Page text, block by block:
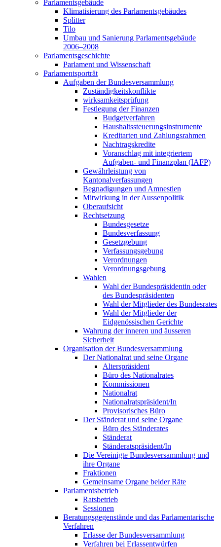
Parlamentsgebäude
Klimatisierung des Parlamentsgebäudes
Splitter
Tilo
Umbau und Sanierung Parlamentsgebäude
2006–2008
Parlamentsgeschichte
Parlament und Wissenschaft
Parlamentsporträt
Aufgaben der Bundesversammlung
Zuständigkeitskonflikte
wirksamkeitsprüfung
Festlegung der Finanzen
Budgetverfahren
Haushaltssteuerungsinstrumente
Kreditarten und Zahlungsrahmen
Nachtragskredite
Voranschlag mit integriertem
Aufgaben- und Finanzplan (IAFP)
Gewährleistung von
Kantonalverfassungen
Begnadigungen und Amnestien
Mitwirkung in der Aussenpolitik
Oberaufsicht
Rechtsetzung
Bundesgesetze
Bundesverfassung
Gesetzgebung
Verfassungsgebung
Verordnungen
Verordnungsgebung
Wahlen
Wahl der Bundespräsidentin oder
des Bundespräsidenten
Wahl der Mitglieder des Bundesrates
Wahl der Mitglieder der
Eidgenössischen Gerichte
Wahrung der inneren und äusseren
Sicherheit
Organisation der Bundesversammlung
Der Nationalrat und seine Organe
Alterspräsident
Büro des Nationalrates
Kommissionen
Nationalrat
Nationalratspräsident/In
Provisorisches Büro
Der Ständerat und seine Organe
Büro des Ständerates
Ständerat
Ständeratspräsident/In
Die Vereinigte Bundesversammlung und
ihre Organe
Fraktionen
Gemeinsame Organe beider Räte
Parlamentsbetrieb
Ratsbetrieb
Sessionen
Beratungsgegenstände und das Parlamentarische
Verfahren
Erlasse der Bundesversammlung
Verfahren bei Erlassentwürfen